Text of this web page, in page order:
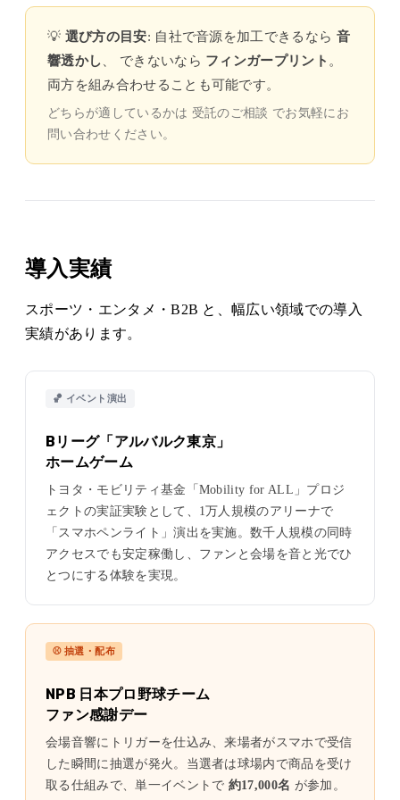
💡 選び方の目安: 自社で音源を加工できるなら 音
響透かし 、 できないなら フィンガープリント 。
両方を組み合わせることも可能です。
どちらが適しているかは 受託のご相談 でお気軽にお
問い合わせください。
導入実績
スポーツ・エンタメ・B2B と、幅広い領域での導入
実績があります。
🏀 イベント演出
Bリーグ「アルバルク東京」
ホームゲーム
トヨタ・モビリティ基金「Mobility for ALL」プロジ
ェクトの実証実験として、1万人規模のアリーナで
「スマホペンライト」演出を実施。数千人規模の同時
アクセスでも安定稼働し、ファンと会場を音と光でひ
とつにする体験を実現。
⚾ 抽選・配布
NPB 日本プロ野球チーム
ファン感謝デー
会場音響にトリガーを仕込み、来場者がスマホで受信
した瞬間に抽選が発火。当選者は球場内で商品を受け
取る仕組みで、単一イベントで 約17,000名 が参加。